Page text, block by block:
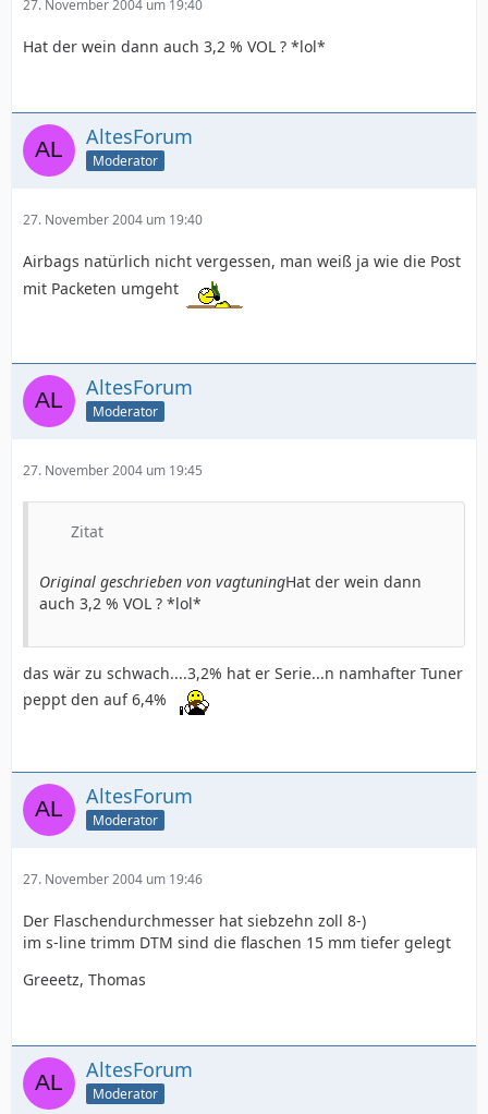
27. November 2004 um 19:40
Hat der wein dann auch 3,2 % VOL ? *lol*
AltesForum
Moderator
27. November 2004 um 19:40
Airbags natürlich nicht vergessen, man weiß ja wie die Post
mit Packeten umgeht
AltesForum
Moderator
27. November 2004 um 19:45
Zitat
Original geschrieben von vagtuningHat der wein dann
auch 3,2 % VOL ? *lol*
das wär zu schwach....3,2% hat er Serie...n namhafter Tuner
peppt den auf 6,4%
AltesForum
Moderator
27. November 2004 um 19:46
Der Flaschendurchmesser hat siebzehn zoll 8-)
im s-line trimm DTM sind die flaschen 15 mm tiefer gelegt
Greeetz, Thomas
AltesForum
Moderator